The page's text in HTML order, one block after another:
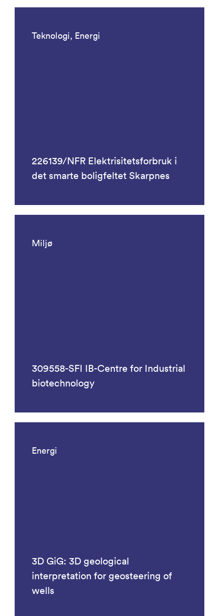
Teknologi, Energi
226139/NFR Elektrisitetsforbruk i
det smarte boligfeltet Skarpnes
Miljø
309558-SFI IB-Centre for Industrial
biotechnology
Energi
3D GiG: 3D geological
interpretation for geosteering of
wells